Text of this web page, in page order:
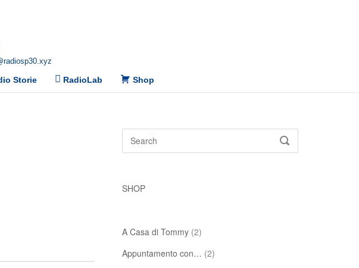
Storie RadioLab Shop
Search
SEARCH
SHOP
A Casa di Tommy(2)
Appuntamento con… (2)